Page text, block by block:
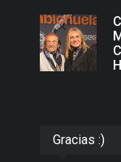
Gracias :)